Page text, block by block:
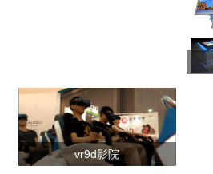
vr9d影院